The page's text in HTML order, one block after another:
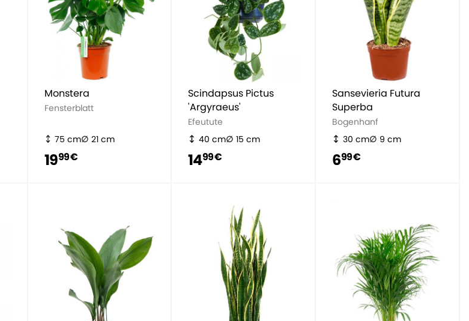
Monstera
Fensterblatt
75 cm 21 cm
1999 €
Scindapsus Pictus
'Argyraeus'
Efeutute
40 cm
15 cm
1499 €
Sansevieria Futura
Superba
Bogenhanf
30 cm
9 cm
699 €